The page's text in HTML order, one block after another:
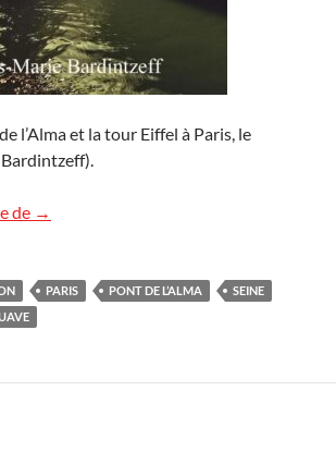
l’Alma et la tour Eiffel à Paris, le
de Le zouave et la tour Eiffel
→
PARIS PONT DE L’ALMA
SEINE